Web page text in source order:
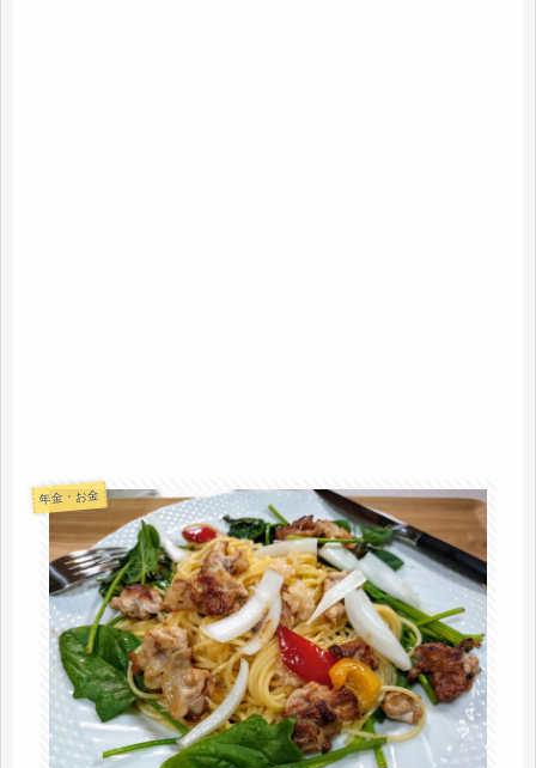
年金・お金